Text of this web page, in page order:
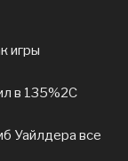
игры
в 135%2C
Уайлдера все